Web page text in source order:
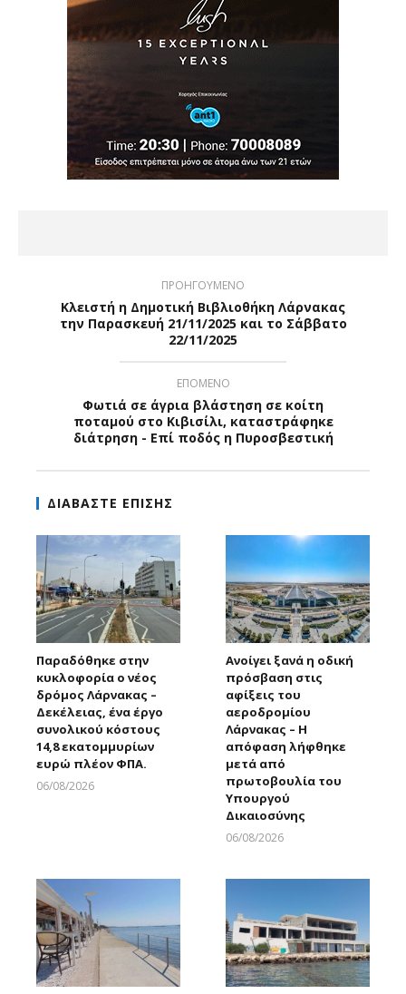
ΠΡΟΗΓΟΥΜΕΝΟ
Κλειστή η Δημοτική Βιβλιοθήκη Λάρνακας
την Παρασκευή 21/11/2025 και το Σάββατο
22/11/2025
ΕΠΟΜΕΝΟ
Φωτιά σε άγρια βλάστηση σε κοίτη
ποταμού στο Κιβισίλι, καταστράφηκε
διάτρηση - Επί ποδός η Πυροσβεστική
ΔΙΑΒΑΣΤΕ ΕΠΙΣΗΣ
Παραδόθηκε στην
κυκλοφορία ο νέος
δρόμος Λάρνακας –
Δεκέλειας, ένα έργο
συνολικού κόστους
14,8 εκατομμυρίων
ευρώ πλέον ΦΠΑ.
06/08/2026
Ανοίγει ξανά η οδική
πρόσβαση στις
αφίξεις του
αεροδρομίου
Λάρνακας – Η
απόφαση λήφθηκε
μετά από
πρωτοβουλία του
Υπουργού
Δικαιοσύνης
06/08/2026